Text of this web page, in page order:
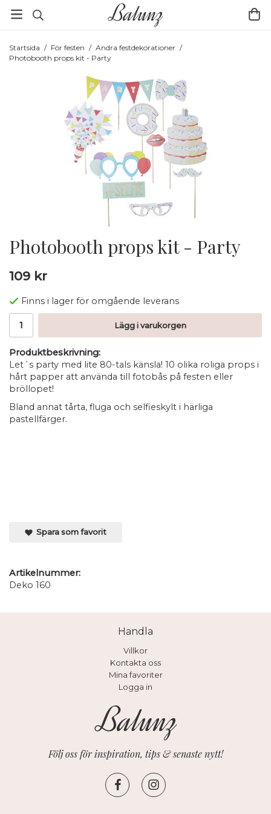
Startsida / För festen / Andra festdekorationer /
Photobooth props kit - Party
Photobooth props kit - Party
109 kr
Finns i lager för omgående leverans
Lägg i varukorgen
Produktbeskrivning:
Let´s party med lite 80-tals känsla! 10 olika roliga props i
hårt papper att använda till fotobås på festen eller
bröllopet!
Bland annat tårta, fluga och selfieskylt i härliga
pastellfärger.
Spara som favorit
Artikelnummer:
Deko 160
Handla
Villkor
Kontakta oss
Mina favoriter
Logga in
Följ oss för inspiration, tips & senaste nytt!